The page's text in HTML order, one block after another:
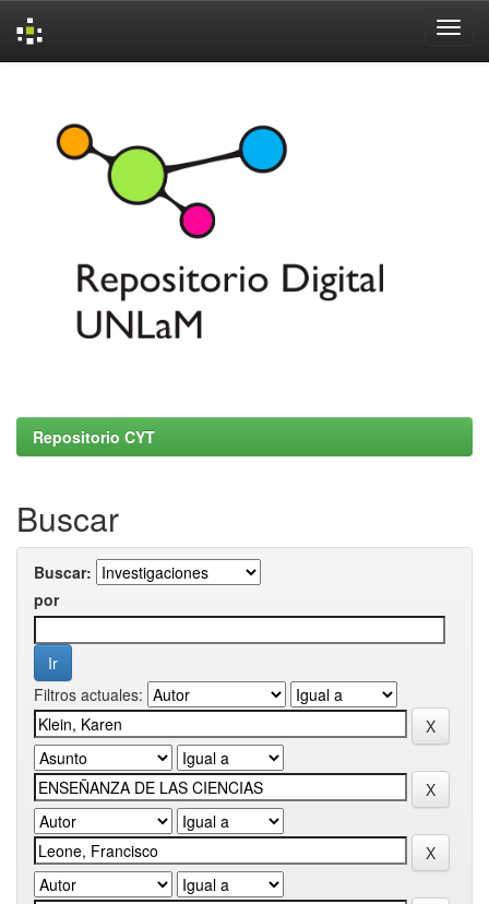
Repositorio CYT
Buscar
Buscar:
por
Filtros actuales: